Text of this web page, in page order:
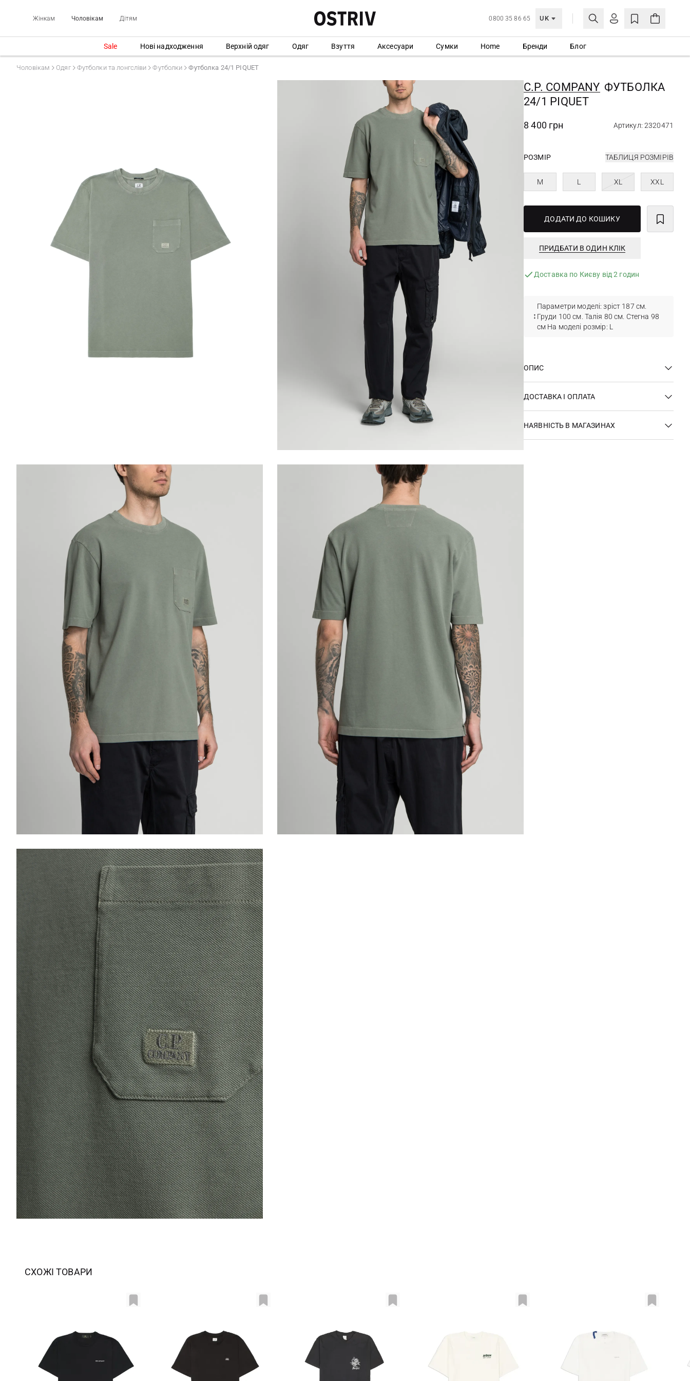
Жінкам Чоловікам Дітям 0800 35 86 65 UK
МОЯ ОБЛІКІВКА
Ще не зареєстровані?
СТВОРИТИ ОБЛІКІВКУ
Sale Нові надходження Верхній одяг Одяг Взуття Аксесуари Сумки Home Бренди Блог
Чоловікам Одяг Футболки та лонгсліви Футболки Футболка 24/1 PIQUET
C.P. COMPANY ФУТБОЛКА
24/1 PIQUET
8 400 грн Артикул: 2320471
РОЗМІР ТАБЛИЦЯ РОЗМІРІВ
M L XL XXL
ДОДАТИ ДО КОШИКУ
ПРИДБАТИ В ОДИН КЛІК
Доставка по Києву від 2 годин
Параметри моделі: зріст 187 см.
Груди 100 см. Талія 80 см. Стегна 98
см На моделі розмір: L
ОПИС
ДОСТАВКА І ОПЛАТА
НАЯВНІСТЬ В МАГАЗИНАХ
СХОЖІ ТОВАРИ